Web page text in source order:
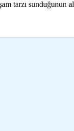
sunduğunun